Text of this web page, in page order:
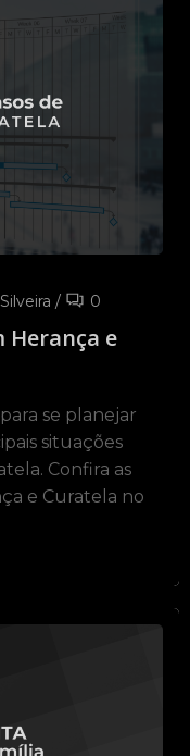
/ 0
Herança e
se planejar
situações
Confira as
e Curatela no